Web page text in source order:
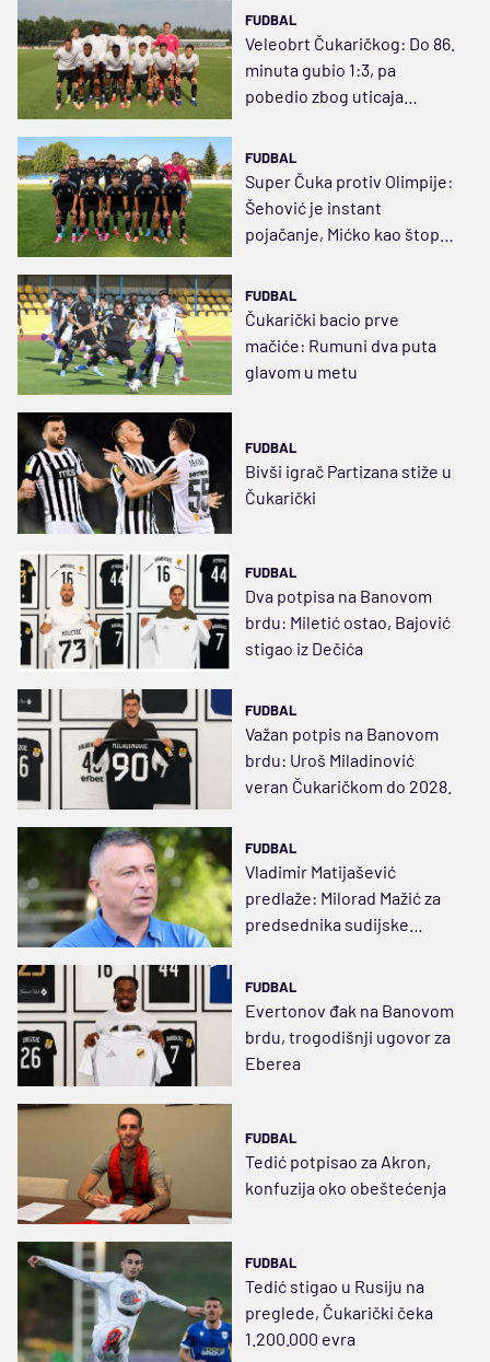
FUDBAL
Veleobrt Čukaričkog: Do 86.
minuta gubio 1:3, pa
pobedio zbog uticaja
FUDBAL
Super Čuka protiv Olimpije:
Šehović je instant
pojačanje, Mićko kao štoper,
FUDBAL
Čukarički bacio prve
mačiće: Rumuni dva puta
glavom u metu
FUDBAL
Bivši igrač Partizana stiže u
Čukarički
FUDBAL
Dva potpisa na Banovom
brdu: Miletić ostao, Bajović
stigao iz Dečića
FUDBAL
Važan potpis na Banovom
brdu: Uroš Miladinović
veran Čukaričkom do 2028.
FUDBAL
Vladimir Matijašević
predlaže: Milorad Mažić za
predsednika sudijske
FUDBAL
Evertonov đak na Banovom
brdu, trogodišnji ugovor za
Eberea
FUDBAL
Tedić potpisao za Akron,
konfuzija oko obeštećenja
FUDBAL
Tedić stigao u Rusiju na
preglede, Čukarički čeka
1.200.000 evra